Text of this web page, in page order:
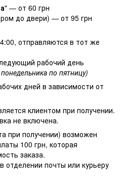
" — от 60 грн
до двери) — от 95 грн
отправляются в тот же
рабочий день
по пятницу)
дней в зависимости от
клиентом при получении.
не включена.
при получении) возможен
100 грн, которая
заказа.
в отделении почты или курьеру